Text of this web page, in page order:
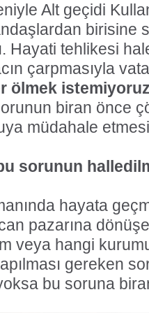
Alt geçidi
birisine
Hayati tehlikesi
çarpmasıyla
ölmek
biran önce
müdahale
sorunun
hayata
pazarına
veya hangi
gereken
bu soruna